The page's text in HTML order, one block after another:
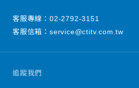
追蹤我們
客服專線： 02-2792-3151
客服信箱： service@ctitv.com.tw